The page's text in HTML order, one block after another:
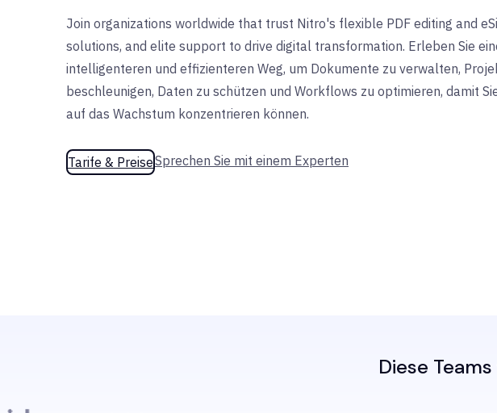
Join organizations worldwide that trust Nitro's flexible PDF editing and
solutions, and elite support to drive digital transformation. Erleben Sie
intelligenteren und effizienteren Weg, um Dokumente zu verwalten,
beschleunigen, Daten zu schützen und Workflows zu optimieren, damit
auf das Wachstum konzentrieren können.
Tarife & PreiseSprechen Sie mit einem Experten
Diese